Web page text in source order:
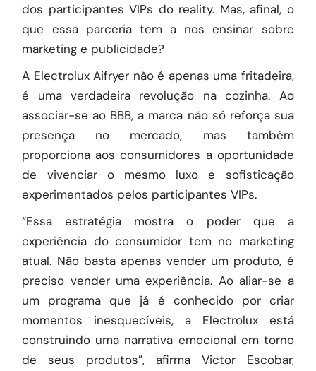
dos participantes VIPs do reality. Mas, afinal, o
que essa parceria tem a nos ensinar sobre
marketing e publicidade?
A Electrolux Aifryer não é apenas uma fritadeira,
é uma verdadeira revolução na cozinha. Ao
associar-se ao BBB, a marca não só reforça sua
presença no mercado, mas também
proporciona aos consumidores a oportunidade
de vivenciar o mesmo luxo e sofisticação
experimentados pelos participantes VIPs.
“Essa estratégia mostra o poder que a
experiência do consumidor tem no marketing
atual. Não basta apenas vender um produto, é
preciso vender uma experiência. Ao aliar-se a
um programa que já é conhecido por criar
momentos inesquecíveis, a Electrolux está
construindo uma narrativa emocional em torno
de seus produtos”, afirma Victor Escobar,